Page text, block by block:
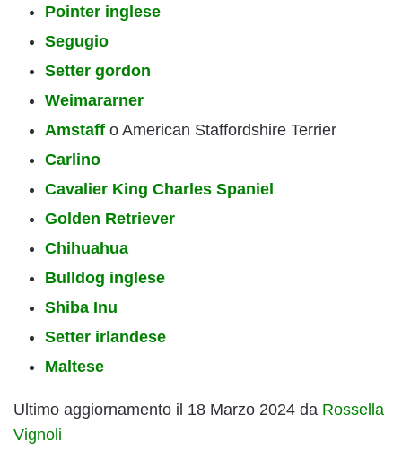
Pointer inglese
Segugio
Setter gordon
Weimararner
Amstaff o American Staffordshire Terrier
Carlino
Cavalier King Charles Spaniel
Golden Retriever
Chihuahua
Bulldog inglese
Shiba Inu
Setter irlandese
Maltese
Ultimo aggiornamento il 18 Marzo 2024 da Rossella
Vignoli